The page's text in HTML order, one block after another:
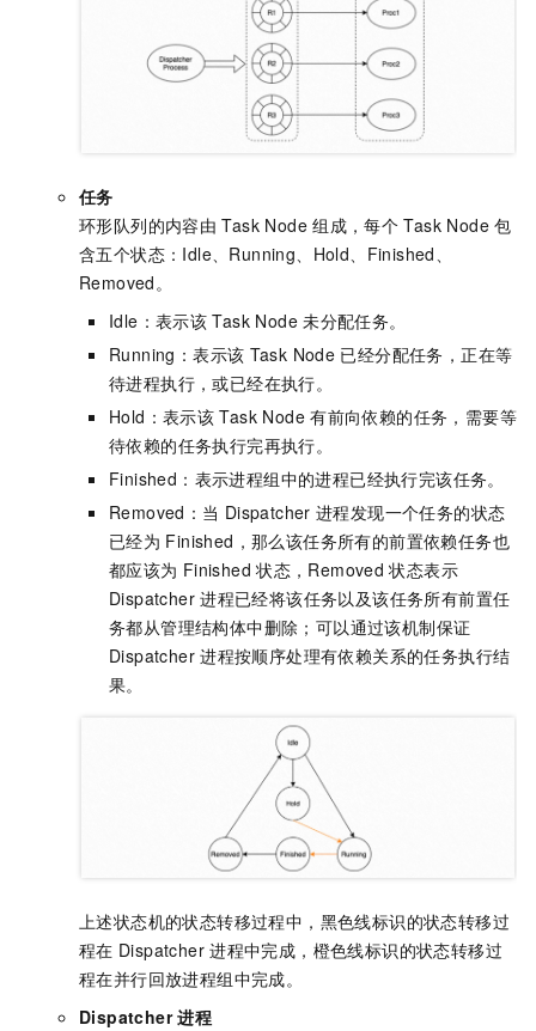
任务
环形队列的内容由 Task Node 组成，每个 Task Node 包
含五个状态：Idle、Running、Hold、Finished、
Removed。
Idle：表示该 Task Node 未分配任务。
Running：表示该 Task Node 已经分配任务，正在等
待进程执行，或已经在执行。
Hold：表示该 Task Node 有前向依赖的任务，需要等
待依赖的任务执行完再执行。
Finished：表示进程组中的进程已经执行完该任务。
Removed：当 Dispatcher 进程发现一个任务的状态
已经为 Finished，那么该任务所有的前置依赖任务也
都应该为 Finished 状态，Removed 状态表示
Dispatcher 进程已经将该任务以及该任务所有前置任
务都从管理结构体中删除；可以通过该机制保证
Dispatcher 进程按顺序处理有依赖关系的任务执行结
果。
上述状态机的状态转移过程中，黑色线标识的状态转移过
程在 Dispatcher 进程中完成，橙色线标识的状态转移过
程在并行回放进程组中完成。
Dispatcher 进程